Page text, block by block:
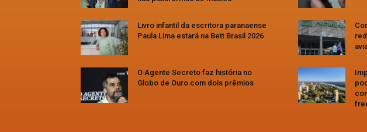
Livro infantil da escritora paranaense
Paula Lima estará na Bett Brasil 2026
O Agente Secreto faz história no
Globo de Ouro com dois prêmios